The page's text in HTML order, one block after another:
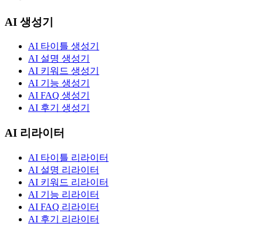
AI 생성기
AI 타이틀 생성기
AI 설명 생성기
AI 키워드 생성기
AI 기능 생성기
AI FAQ 생성기
AI 후기 생성기
AI 리라이터
AI 타이틀 리라이터
AI 설명 리라이터
AI 키워드 리라이터
AI 기능 리라이터
AI FAQ 리라이터
AI 후기 리라이터